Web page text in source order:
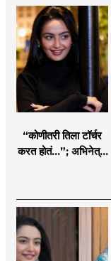
“कोणीतरी तिला टॉर्चर
करत होतं...”; अभिनेत्री